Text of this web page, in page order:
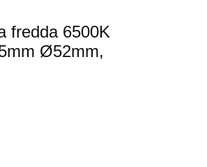
fredda 6500K
Ø52mm,